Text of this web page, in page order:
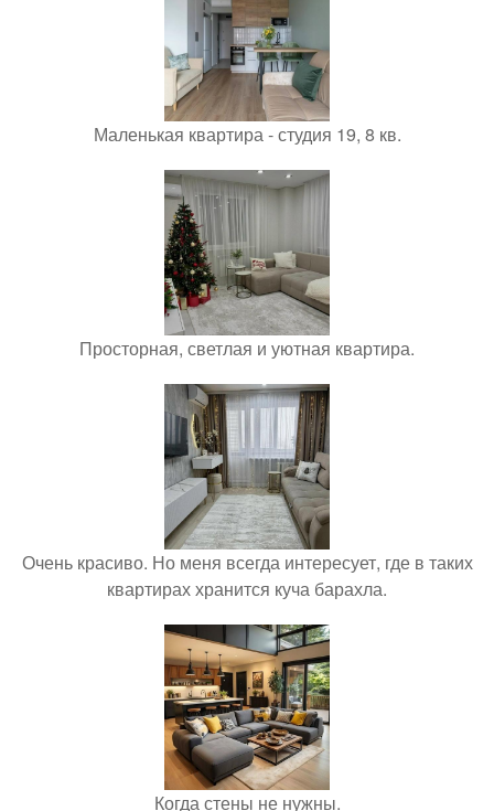
Маленькая квартира - студия 19, 8 кв.
Просторная, светлая и уютная квартира.
Очень красиво. Но меня всегда интересует, где в таких
квартирах хранится куча барахла.
Когда стены не нужны.